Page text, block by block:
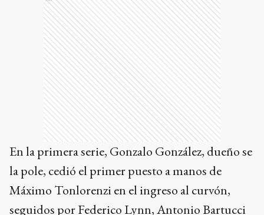
En la primera serie, Gonzalo González, dueño se
la pole, cedió el primer puesto a manos de
Máximo Tonlorenzi en el ingreso al curvón,
seguidos por Federico Lynn, Antonio Bartucci